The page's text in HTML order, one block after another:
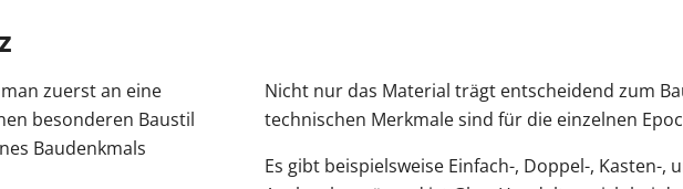
zuerst an eine
besonderen Baustil
Baudenkmals
Nicht nur das Material trägt entscheidend zum
technischen Merkmale sind für die einzelnen
Es gibt beispielsweise Einfach-, Doppel-, Kasten-,